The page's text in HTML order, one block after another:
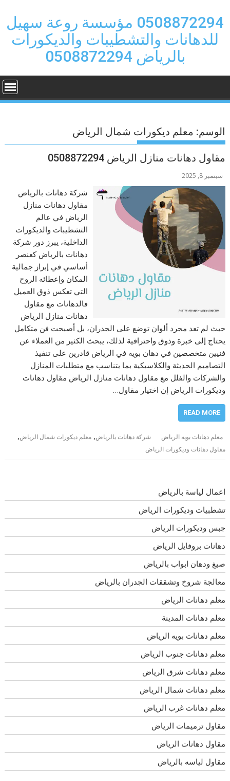
content
0508872294 مؤسسة روعة سهيل
للدهانات والتشطيبات والديكورات
بالرياض 0508872294
الوسم: معلم ديكورات شمال الرياض
مقاول دهانات منازل الرياض 0508872294
سبتمبر 8, 2025
شركة دهانات بالرياض
مقاول دهانات منازل
الرياض في عالم
التشطيبات والديكورات
الداخلية، يبرز دور شركة
دهانات بالرياض كعنصر
أساسي في إبراز جمالية
المكان وإعطائه الروح
التي تعكس ذوق العميل
فالدهانات مع مقاول
دهانات منازل الرياض
حيث لم تعد مجرد ألوان توضع على الجدران، بل أصبحت فن متكامل
يحتاج إلى خبرة وذوق واحترافية لذلك، يبحث الكثير من العملاء عن
فنيين متخصصين في دهان بويه في الرياض قادرين على تنفيذ
التصاميم الحديثة والكلاسيكية بما يتناسب مع متطلبات المنازل
والشركات والفلل مع مقاول دهانات منازل الرياض مقاول دهانات
وديكورات الرياض إن اختيار مقاول…
READ MORE
معلم دهانات بويه الرياض شركة دهانات بالرياض,معلم ديكورات شمال الرياض,
مقاول دهانات وديكورات الرياض
اعمال لياسة بالرياض
تشطبيات وديكورات الرياض
جبس وديكورات الرياض
دهانات بروفايل الرياض
صبغ ودهان ابواب بالرياض
معالجة شروخ وتشققات الجدران بالرياض
معلم دهانات الرياض
معلم دهانات المدينة
معلم دهانات بويه الرياض
معلم دهانات جنوب الرياض
معلم دهانات شرق الرياض
معلم دهانات شمال الرياض
معلم دهانات غرب الرياض
مقاول ترميمات الرياض
مقاول دهانات الرياض
مقاول لياسه بالرياض